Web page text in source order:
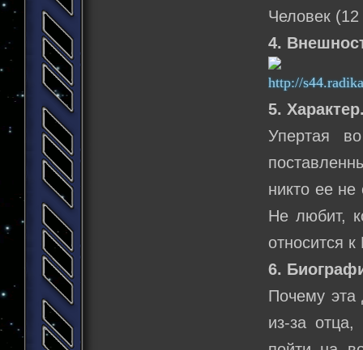
Человек
4.
5.
Упертая
никто ее
Не любит,
относится
6.
Почему эта
из-за